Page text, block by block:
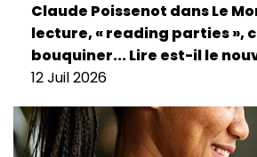
Claude Poissenot dans Le
lecture, « reading parties »,
bouquiner... Lire est-il le
12 Juil 2026